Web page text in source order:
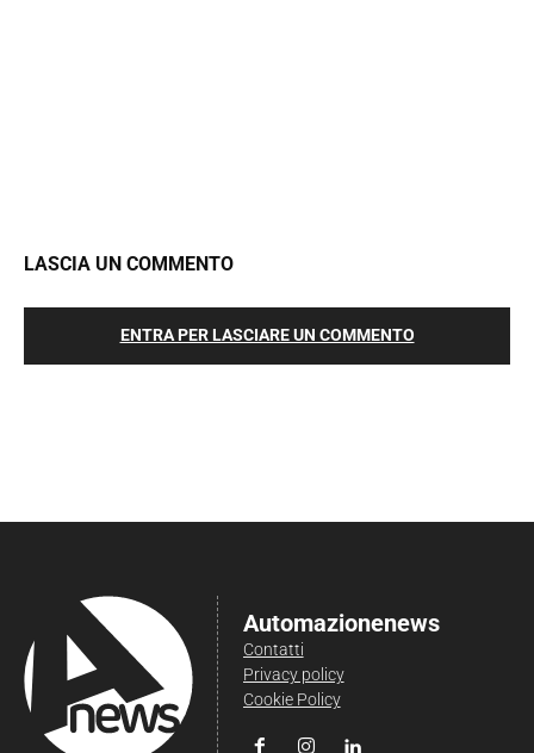
LASCIA UN COMMENTO
ENTRA PER LASCIARE UN COMMENTO
Automazionenews
Contatti
Privacy policy
Cookie Policy